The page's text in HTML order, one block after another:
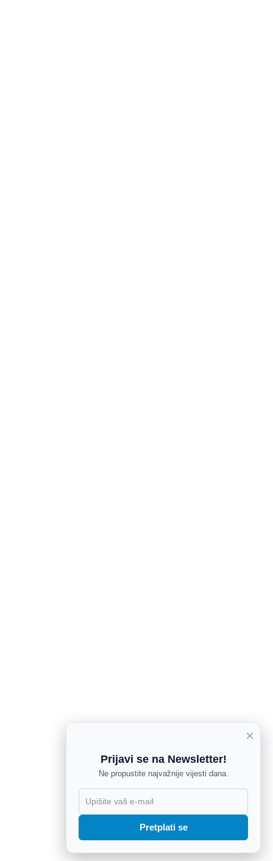
×
Prijavi se na Newsletter!
Ne propustite najvažnije vijesti dana.
Pretplati se